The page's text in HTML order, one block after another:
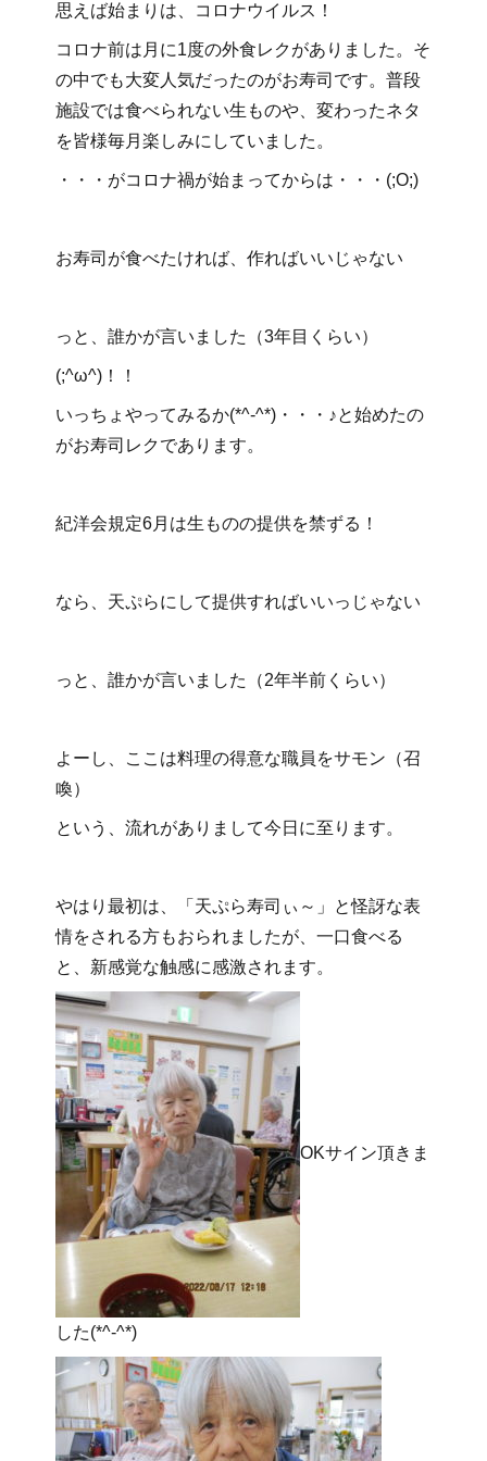
思えば始まりは、コロナウイルス！
コロナ前は月に1度の外食レクがありました。そ
の中でも大変人気だったのがお寿司です。普段
施設では食べられない生ものや、変わったネタ
を皆様毎月楽しみにしていました。
・・・がコロナ禍が始まってからは・・・(;O;)
お寿司が食べたければ、作ればいいじゃない
っと、誰かが言いました（3年目くらい）
(;^ω^)！！
いっちょやってみるか(*^-^*)・・・♪と始めたの
がお寿司レクであります。
紀洋会規定6月は生ものの提供を禁ずる！
なら、天ぷらにして提供すればいいっじゃない
っと、誰かが言いました（2年半前くらい）
よーし、ここは料理の得意な職員をサモン（召
喚）
という、流れがありまして今日に至ります。
やはり最初は、「天ぷら寿司ぃ～」と怪訝な表
情をされる方もおられましたが、一口食べる
と、新感覚な触感に感激されます。
OKサイン頂きま
した(*^-^*)